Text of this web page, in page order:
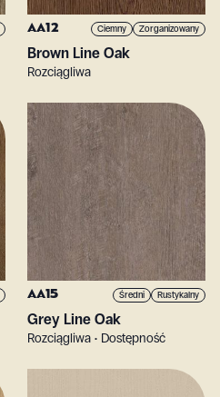
AA12 Ciemny Zorganizowany
Brown Line Oak
Rozciągliwa
AA15 Średni Rustykalny
Grey Line Oak
Rozciągliwa • Dostępność